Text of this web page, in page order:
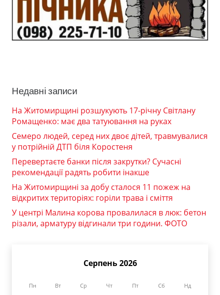
Недавні записи
На Житомирщині розшукують 17-річну Світлану
Ромащенко: має два татуювання на руках
Семеро людей, серед них двоє дітей, травмувалися
у потрійній ДТП біля Коростеня
Перевертаєте банки після закрутки? Сучасні
рекомендації радять робити інакше
На Житомирщині за добу сталося 11 пожеж на
відкритих територіях: горіли трава і сміття
У центрі Малина корова провалилася в люк: бетон
різали, арматуру відгинали три години. ФОТО
Серпень 2026
Пн Вт Ср Чт Пт Сб Нд